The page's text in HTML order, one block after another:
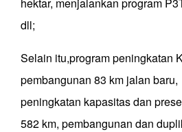
dll;
Selain itu,program peningkatan
pembangunan 83 km jalan baru,
peningkatan kapasitas dan
582 km, pembangunan dan